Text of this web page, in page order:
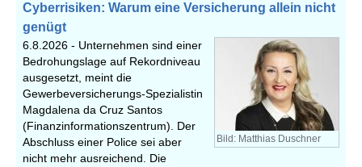
Cyberrisiken: Warum eine Versicherung allein nicht
genügt
Bild: Matthias Duschner
6.8.2026 - Unternehmen sind einer
Bedrohungslage auf Rekordniveau
ausgesetzt, meint die
Gewerbeversicherungs-Spezialistin
Magdalena da Cruz Santos
(Finanzinformationszentrum). Der
Abschluss einer Police sei aber
nicht mehr ausreichend. Die